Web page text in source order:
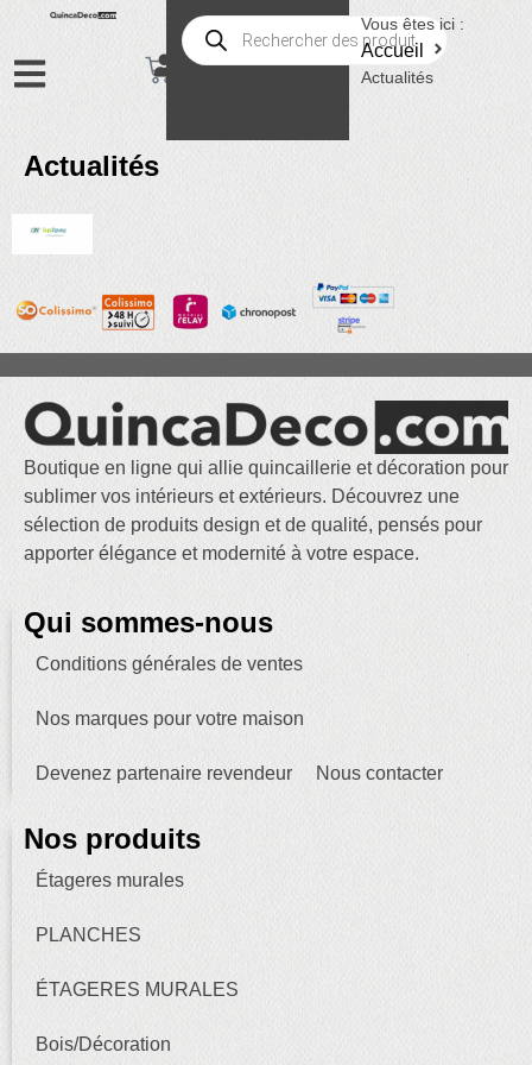
Vous êtes ici :
Accueil
Actualités
Actualités
Boutique en ligne qui allie quincaillerie et décoration pour
sublimer vos intérieurs et extérieurs. Découvrez une
sélection de produits design et de qualité, pensés pour
apporter élégance et modernité à votre espace.
Qui sommes-nous
Conditions générales de ventes
Nos marques pour votre maison
Devenez partenaire revendeur Nous contacter
Nos produits
Étageres murales
PLANCHES
ÉTAGERES MURALES
Bois/Décoration